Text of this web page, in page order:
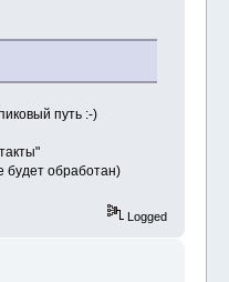
путь :-)
будет обработан)
Logged